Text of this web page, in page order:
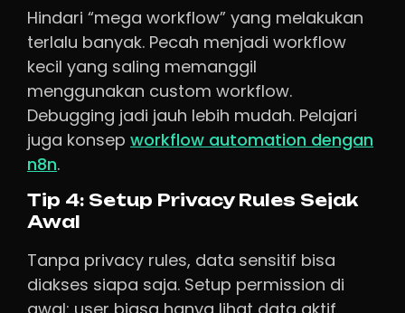
Hindari “mega workflow” yang melakukan
terlalu banyak. Pecah menjadi workflow
kecil yang saling memanggil
menggunakan custom workflow.
Debugging jadi jauh lebih mudah. Pelajari
juga konsep workflow automation dengan
n8n.
Tip 4: Setup Privacy Rules Sejak
Awal
Tanpa privacy rules, data sensitif bisa
diakses siapa saja. Setup permission di